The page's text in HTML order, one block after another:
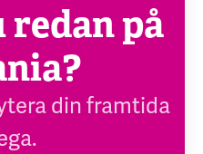
redan på
din framtida